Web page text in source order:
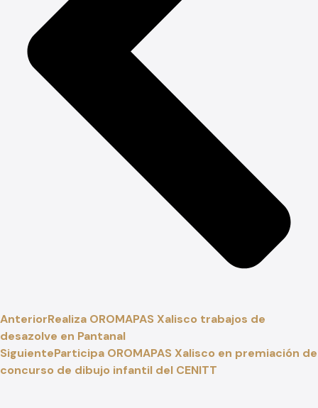
AnteriorRealiza OROMAPAS Xalisco trabajos de
desazolve en Pantanal
SiguienteParticipa OROMAPAS Xalisco en premiación de
concurso de dibujo infantil del CENITT